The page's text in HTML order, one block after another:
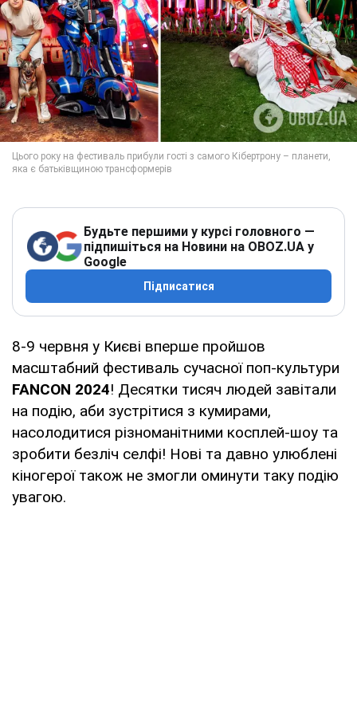
Будьте першими у курсі головного —
підпишіться на Новини на OBOZ.UA у
Google
Підписатися
8-9 червня у Києві вперше пройшов
масштабний фестиваль сучасної поп-культури
FANCON 2024! Десятки тисяч людей завітали
на подію, аби зустрітися з кумирами,
насолодитися різноманітними косплей-шоу та
зробити безліч селфі! Нові та давно улюблені
кіногерої також не змогли оминути таку подію
увагою.